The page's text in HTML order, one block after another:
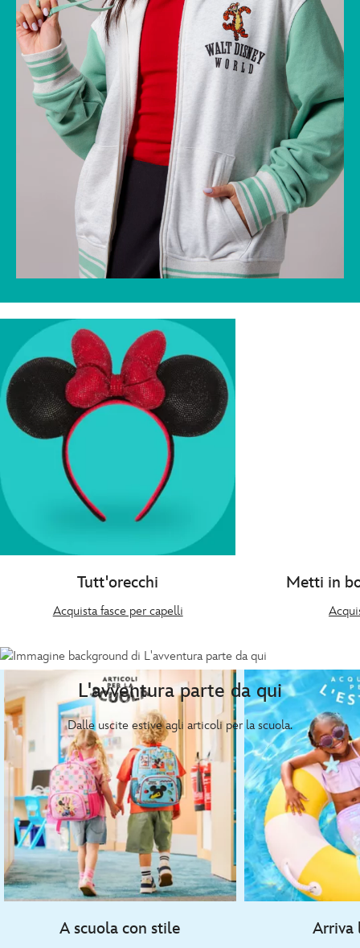
Tutt'orecchi
Acquista fasce per capelli
Metti in
L'avventura parte da qui
Dalle uscite estive agli articoli per la scuola.
A scuola con stile Arriva